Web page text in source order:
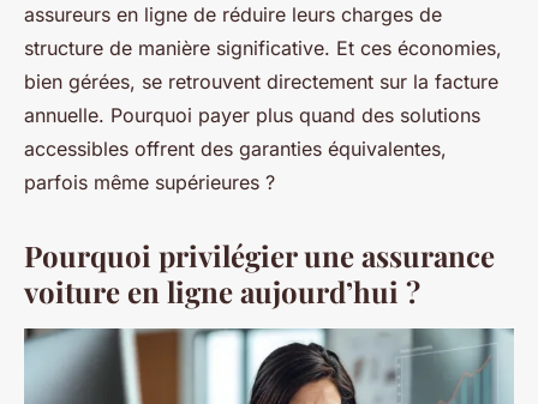
assureurs en ligne de réduire leurs charges de
structure de manière significative. Et ces économies,
bien gérées, se retrouvent directement sur la facture
annuelle. Pourquoi payer plus quand des solutions
accessibles offrent des garanties équivalentes,
parfois même supérieures ?
Pourquoi privilégier une assurance
voiture en ligne aujourd’hui ?